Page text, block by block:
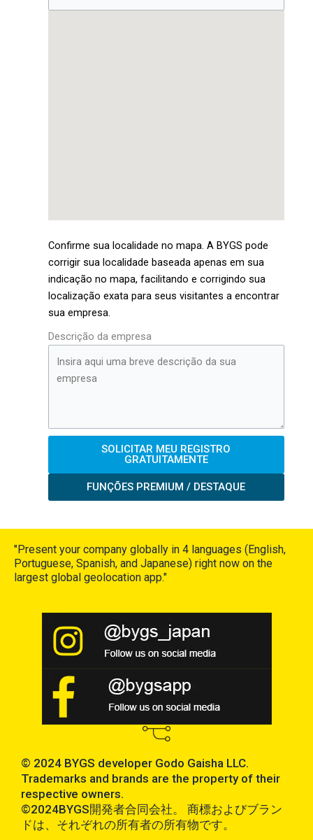
Confirme sua localidade no mapa. A BYGS pode
corrigir sua localidade baseada apenas em sua
indicação no mapa, facilitando e corrigindo sua
localização exata para seus visitantes a encontrar
sua empresa.
Descrição da empresa
SOLICITAR MEU REGISTRO
GRATUITAMENTE
FUNÇÕES PREMIUM / DESTAQUE
"Present your company globally in 4 languages (English,
Portuguese, Spanish, and Japanese) right now on the
largest global geolocation app."
© 2024 BYGS developer Godo Gaisha LLC.
Trademarks and brands are the property of their
respective owners.
©2024BYGS開発者合同会社。 商標およびブラン
ドは、それぞれの所有者の所有物です。